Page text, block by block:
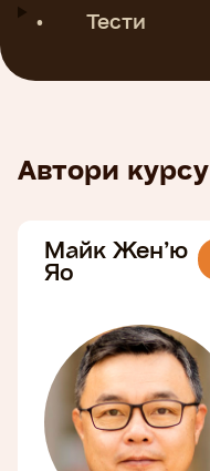
• Тести
Автори курсу
Майк Жен’ю
Яо